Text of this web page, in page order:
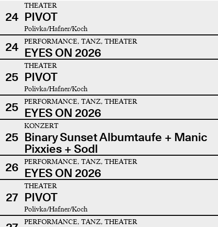
24
THEATER
PIVOT
Polivka/Hafner/Koch
24 PERFORMANCE, TANZ, THEATER
EYES ON 2026
25
THEATER
PIVOT
Polivka/Hafner/Koch
25 PERFORMANCE, TANZ, THEATER
EYES ON 2026
25
KONZERT
Binary Sunset Albumtaufe + Manic
Pixxies + Sodl
26
PERFORMANCE, TANZ, THEATER
EYES ON 2026
27
THEATER
PIVOT
Polivka/Hafner/Koch
PERFORMANCE, TANZ, THEATER